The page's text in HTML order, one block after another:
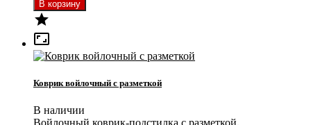


Коврик войлочный с разметкой
В наличии